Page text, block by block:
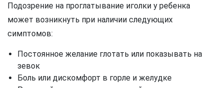
Подозрение на проглатывание иголки у ребенка
может возникнуть при наличии следующих
симптомов:
Постоянное желание глотать или показывать на
зевок
Боль или дискомфорт в горле и желудке